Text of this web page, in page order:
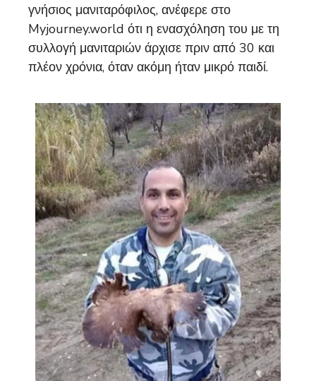
γνήσιος μανιταρόφιλος, ανέφερε στο
Myjourney.world ότι η ενασχόληση του με τη
συλλογή μανιταριών άρχισε πριν από 30 και
πλέον χρόνια, όταν ακόμη ήταν μικρό παιδί.